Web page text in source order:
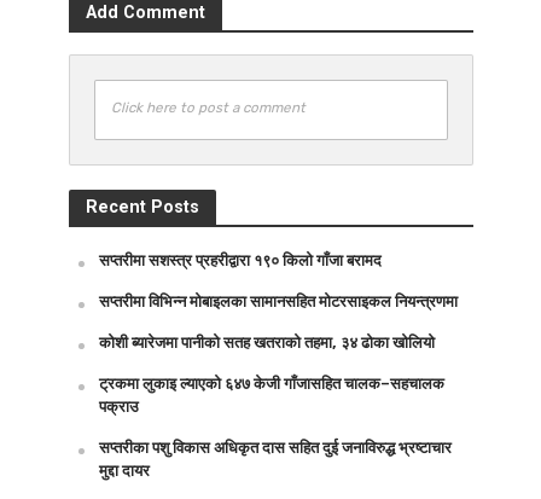
Add Comment
Click here to post a comment
Recent Posts
सप्तरीमा सशस्त्र प्रहरीद्वारा १९० किलो गाँजा बरामद
सप्तरीमा विभिन्न मोबाइलका सामानसहित मोटरसाइकल नियन्त्रणमा
कोशी ब्यारेजमा पानीको सतह खतराको तहमा, ३४ ढोका खोलियो
ट्रकमा लुकाइ ल्याएको ६४७ केजी गाँजासहित चालक–सहचालक
पक्राउ
सप्तरीका पशु विकास अधिकृत दास सहित दुई जनाविरुद्ध भ्रष्टाचार
मुद्दा दायर